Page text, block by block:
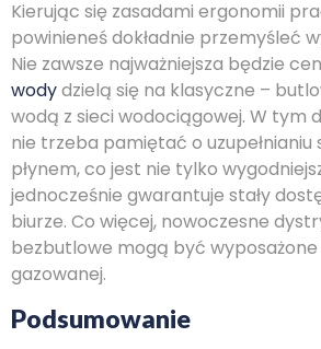
Kierując się zasadami ergonomii
powinieneś dokładnie przemyśleć
Nie zawsze najważniejsza będzie
wodydzielą się na klasyczne –
wodą z sieci wodociągowej. W tym
nie trzeba pamiętać o uzupełnianiu
płynem, co jest nie tylko
jednocześnie gwarantuje stały
biurze. Co więcej, nowoczesne
bezbutlowe mogą być
gazowanej.
Podsumowanie